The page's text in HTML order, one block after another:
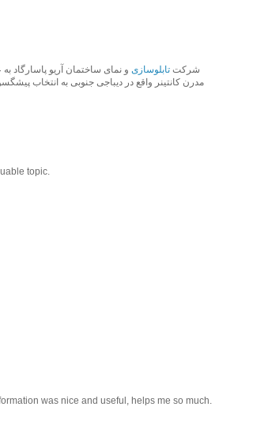
شرکت تابلوسازی
مدرن کانتینر واقع در دیباجی جنوبی به انتخاب
topic.
was nice and useful, helps me so much.